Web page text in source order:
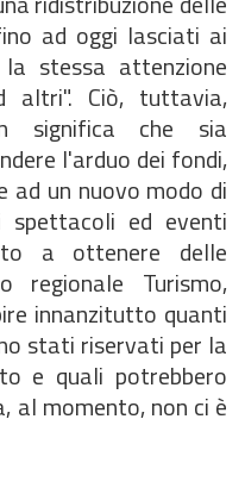
ad oggi lasciati ai
stessa attenzione
Ciò, tuttavia,
significa che sia
l'arduo dei fondi,
ad un nuovo modo di
spettacoli ed eventi
a ottenere delle
regionale Turismo,
innanzitutto quanti
stati riservati per la
e quali potrebbero
al momento, non ci è